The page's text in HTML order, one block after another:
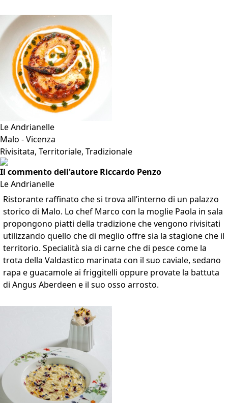
Le Andrianelle
Malo - Vicenza
Rivisitata, Territoriale, Tradizionale
Il commento dell'autore Riccardo Penzo
Le Andrianelle
Ristorante raffinato che si trova all’interno di un palazzo
storico di Malo. Lo chef Marco con la moglie Paola in sala
propongono piatti della tradizione che vengono rivisitati
utilizzando quello che di meglio offre sia la stagione che il
territorio. Specialità sia di carne che di pesce come la
trota della Valdastico marinata con il suo caviale, sedano
rapa e guacamole ai friggitelli oppure provate la battuta
di Angus Aberdeen e il suo osso arrosto.